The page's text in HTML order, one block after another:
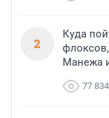
2
Куда
Манежа
77 834